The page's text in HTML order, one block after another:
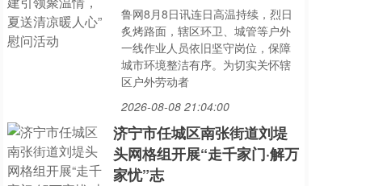
鲁网8月8日讯连日高温持续，烈日
炙烤路面，辖区环卫、城管等户外
一线作业人员依旧坚守岗位，保障
城市环境整洁有序。为切实关怀辖
区户外劳动者
2026-08-08 21:04:00
济宁市任城区南张街道刘堤
头网格组开展“走千家门·解万
家忧”志